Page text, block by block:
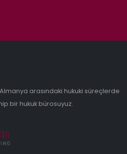
arasındaki hukuki süreçlerde
bir hukuk bürosuyuz.